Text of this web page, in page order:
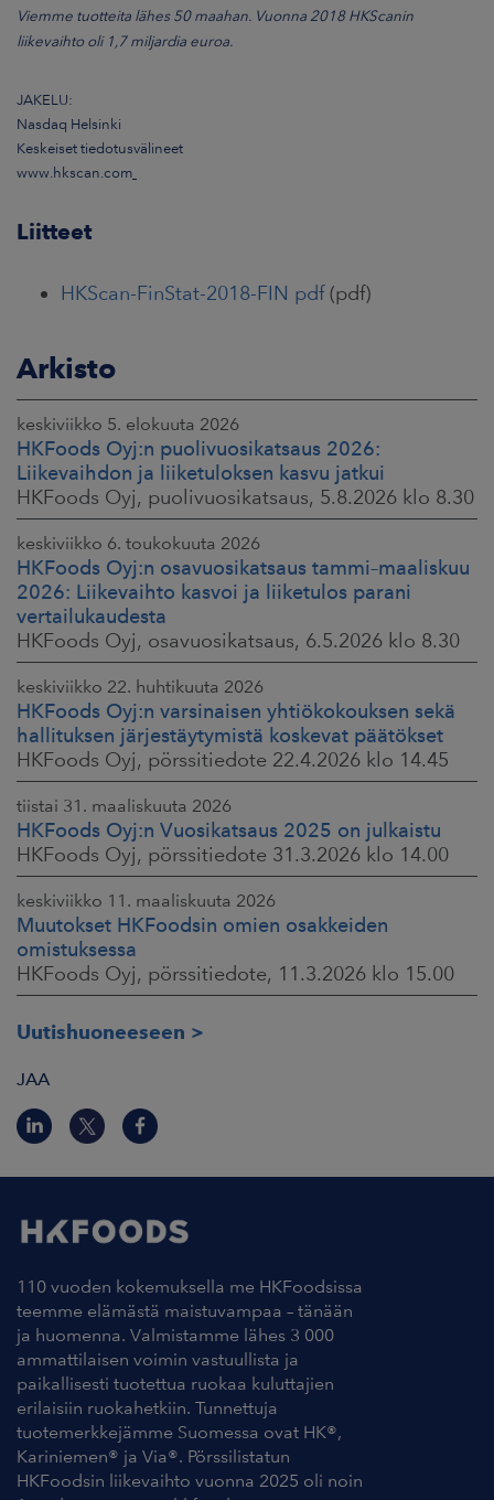
Viemme tuotteita lähes 50 maahan. Vuonna 2018 HKScanin
liikevaihto oli 1,7 miljardia euroa.
JAKELU:
Nasdaq Helsinki
Keskeiset tiedotusvälineet
www.hkscan.com
Liitteet
HKScan-FinStat-2018-FIN pdf(pdf)
Arkisto
keskiviikko 5. elokuuta 2026
HKFoods Oyj:n puolivuosikatsaus 2026:
Liikevaihdon ja liiketuloksen kasvu jatkui
HKFoods Oyj, puolivuosikatsaus, 5.8.2026 klo 8.30
keskiviikko 6. toukokuuta 2026
HKFoods Oyj:n osavuosikatsaus tammi–maaliskuu
2026: Liikevaihto kasvoi ja liiketulos parani
vertailukaudesta
HKFoods Oyj, osavuosikatsaus, 6.5.2026 klo 8.30
keskiviikko 22. huhtikuuta 2026
HKFoods Oyj:n varsinaisen yhtiökokouksen sekä
hallituksen järjestäytymistä koskevat päätökset
HKFoods Oyj, pörssitiedote 22.4.2026 klo 14.45
tiistai 31. maaliskuuta 2026
HKFoods Oyj:n Vuosikatsaus 2025 on julkaistu
HKFoods Oyj, pörssitiedote 31.3.2026 klo 14.00
keskiviikko 11. maaliskuuta 2026
Muutokset HKFoodsin omien osakkeiden
omistuksessa
HKFoods Oyj, pörssitiedote, 11.3.2026 klo 15.00
Uutishuoneeseen
JAA
110 vuoden kokemuksella me HKFoodsissa
teemme elämästä maistuvampaa – tänään
ja huomenna. Valmistamme lähes 3 000
ammattilaisen voimin vastuullista ja
paikallisesti tuotettua ruokaa kuluttajien
erilaisiin ruokahetkiin. Tunnettuja
tuotemerkkejämme Suomessa ovat HK®,
Kariniemen® ja Via®. Pörssilistatun
HKFoodsin liikevaihto vuonna 2025 oli noin